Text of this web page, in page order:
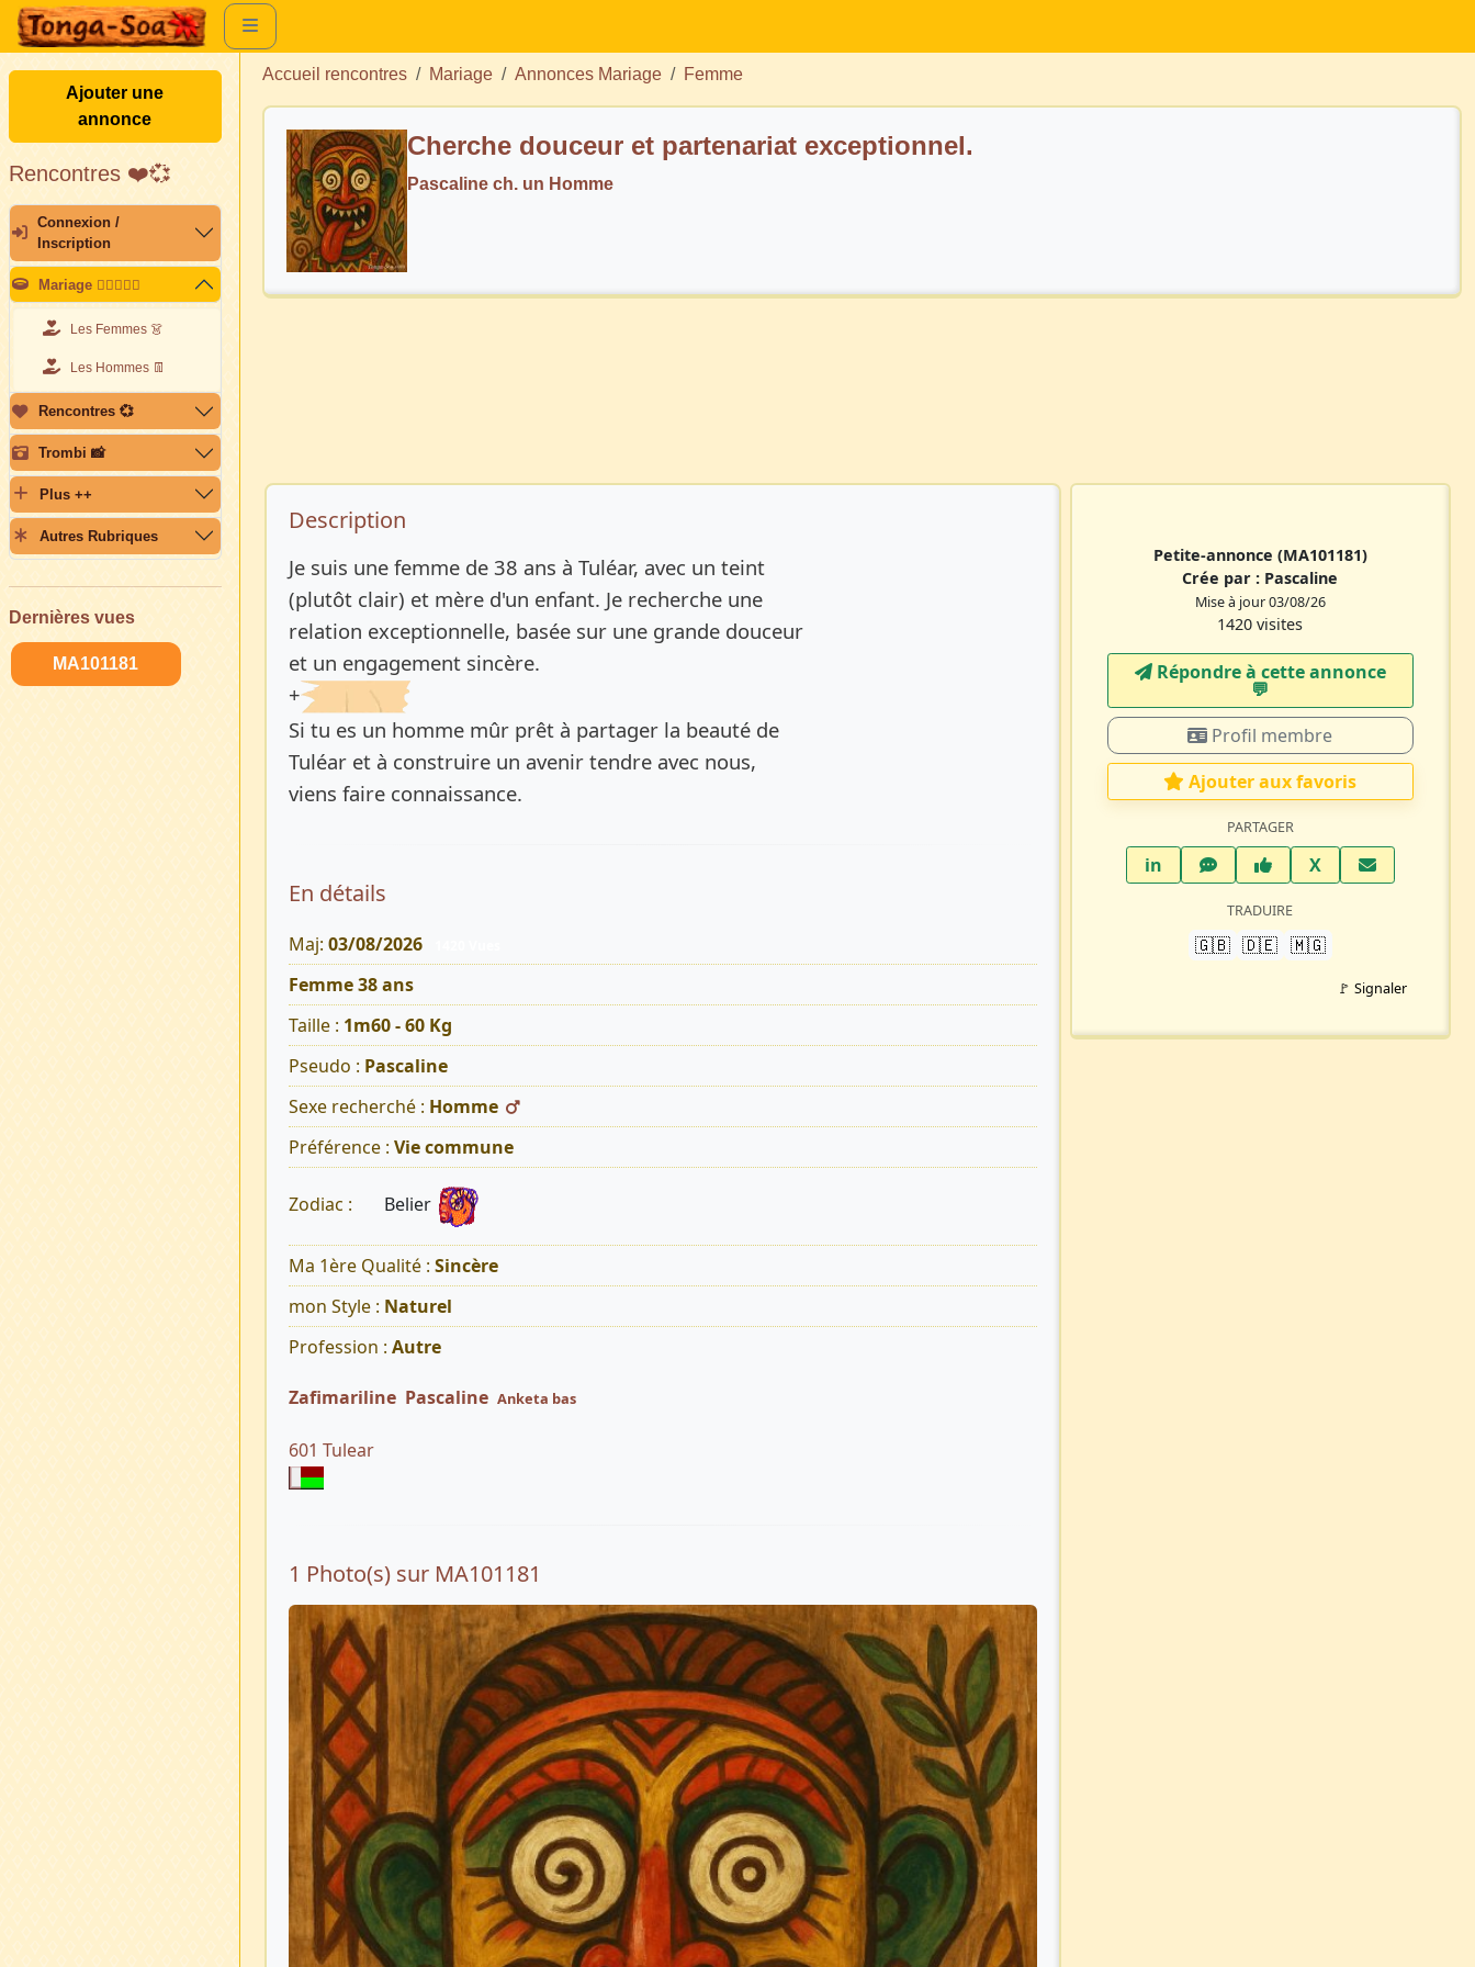
Ajouter une
annonce
Rencontres ❤️💞
Connexion /
Inscription
Mariage 👩🏽‍❤️‍👨🏽
Les Femmes 👗
Les Hommes 👖
Rencontres 💞
Trombi 📸
Plus ++
Autres Rubriques
Dernières vues
MA101181
Accueil rencontres Mariage Annonces Mariage Femme
Cherche douceur et partenariat exceptionnel.
Pascaline ch. un Homme
Description de l’annonce
Description
Je suis une femme de 38 ans à Tuléar, avec un teint
(plutôt clair) et mère d'un enfant. Je recherche une
relation exceptionnelle, basée sur une grande douceur
et un engagement sincère.
+
Si tu es un homme mûr prêt à partager la beauté de
Tuléar et à construire un avenir tendre avec nous,
viens faire connaissance.
En détails
Maj: 03/08/2026
Femme 38 ans
Taille : 1m60 - 60 Kg
Pseudo : Pascaline
Sexe recherché : Homme
Préférence : Vie commune
Zodiac : Belier
Ma 1ère Qualité : Sincère
mon Style : Naturel
Profession : Autre
Zafimariline Pascaline Anketa bas
601 Tulear
1 Photo(s) sur MA101181
Petite-annonce (MA101181)
Crée par : Pascaline
Mise à jour 03/08/26
1420 visites
Répondre à cette annonce
💬​
Profil membre
Ajouter aux favoris
PARTAGER
inLinkedInWhatsAppFacebook
XTwitter X
TRADUIRE
🇬🇧 🇩🇪 🇲🇬
🚩 Signaler